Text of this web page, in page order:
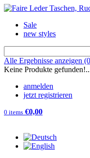
Sale
new styles
Alle Ergebnisse anzeigen
Keine Produkte
anmelden
jetzt registrieren
0 items €0,00